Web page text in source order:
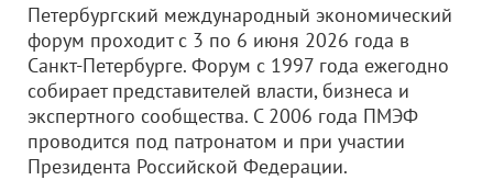
Петербургский международный экономический
форум проходит с 3 по 6 июня 2026 года в
Санкт-Петербурге. Форум с 1997 года ежегодно
собирает представителей власти, бизнеса и
экспертного сообщества. С 2006 года ПМЭФ
проводится под патронатом и при участии
Президента Российской Федерации.